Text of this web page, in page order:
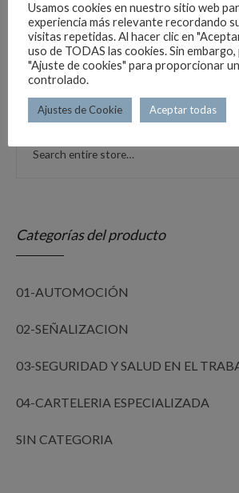
Categorías del producto
01-AUTOMOCIÓN
02-SEÑALIZACION
03-SEGURIDAD Y SALUD EN EL
04-CARTELERIA ESPECIALIZADA
SIN CATEGORIA
DESCRIPCIÓN
Se puede personalizar el texto, sería
Usamos cookies en nuestro sitio web
experiencia más relevante recordando
visitas repetidas. Al hacer clic en
uso de TODAS las cookies. Sin
"Ajuste de cookies" para proporcionar
controlado.
Ajustes de Cookie Aceptar todas